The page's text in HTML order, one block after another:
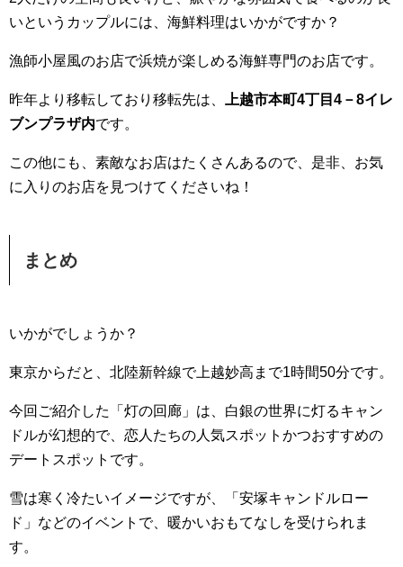
いというカップルには、海鮮料理はいかがですか？
漁師小屋風のお店で浜焼が楽しめる海鮮専門のお店です。
昨年より移転しており移転先は、
上越市本町4丁目4－8イレ
ブンプラザ内です。
この他にも、素敵なお店はたくさんあるので、是非、お気
に入りのお店を見つけてくださいね！
まとめ
いかがでしょうか？
東京からだと、北陸新幹線で上越妙高まで1時間50分です。
今回ご紹介した「灯の回廊」は、白銀の世界に灯るキャン
ドルが幻想的で、恋人たちの人気スポットかつおすすめの
デートスポットです。
雪は寒く冷たいイメージですが、「安塚キャンドルロー
ド」などのイベントで、暖かいおもてなしを受けられま
す。